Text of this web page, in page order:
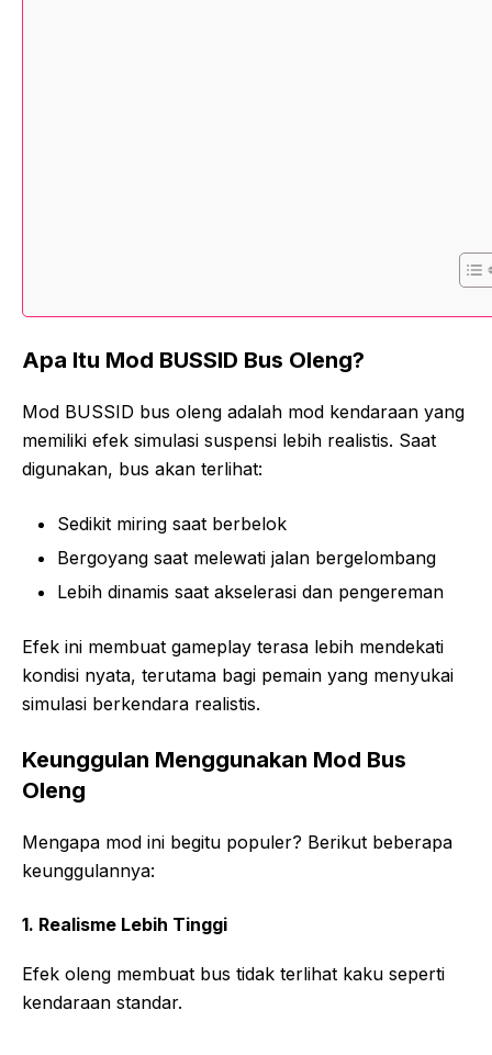
Apa Itu Mod BUSSID Bus Oleng?
Mod BUSSID bus oleng adalah mod kendaraan yang
memiliki efek simulasi suspensi lebih realistis. Saat
digunakan, bus akan terlihat:
Sedikit miring saat berbelok
Bergoyang saat melewati jalan bergelombang
Lebih dinamis saat akselerasi dan pengereman
Efek ini membuat gameplay terasa lebih mendekati
kondisi nyata, terutama bagi pemain yang menyukai
simulasi berkendara realistis.
Keunggulan Menggunakan Mod Bus
Oleng
Mengapa mod ini begitu populer? Berikut beberapa
keunggulannya:
1. Realisme Lebih Tinggi
Efek oleng membuat bus tidak terlihat kaku seperti
kendaraan standar.